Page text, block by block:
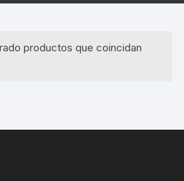
productos que coincidan